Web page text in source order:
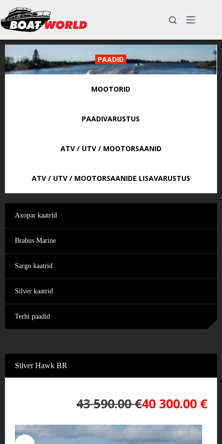
content
PAADID
MOOTORID
PAADIVARUSTUS
ATV / UTV / MOOTORSAANID
ATV / UTV / MOOTORSAANIDE LISAVARUSTUS
Silver Hawk BR
43 590.00€Algne
hind
oli:
40 300.00 €
Praegune
hind
on:
Axopar kaatrid
Brabus Marine
Sargo kaatrid
Silver kaatrid
Terhi paadid